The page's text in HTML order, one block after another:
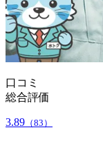
口コミ
総合評価
3.89 （83）